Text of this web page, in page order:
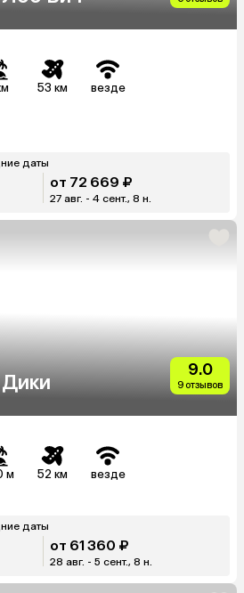
53 км везде
даты
от 72 669 ₽
27 авг. - 4 сент., 8 н.
9.0
9 отзывов
м 52 км везде
даты
от 61 360 ₽
28 авг. - 5 сент., 8 н.